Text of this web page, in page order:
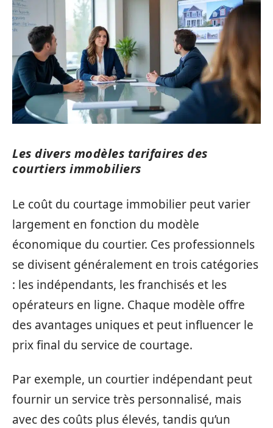
Les divers modèles tarifaires des
courtiers immobiliers
Le coût du courtage immobilier peut varier
largement en fonction du modèle
économique du courtier. Ces professionnels
se divisent généralement en trois catégories
: les indépendants, les franchisés et les
opérateurs en ligne. Chaque modèle offre
des avantages uniques et peut influencer le
prix final du service de courtage.
Par exemple, un courtier indépendant peut
fournir un service très personnalisé, mais
avec des coûts plus élevés, tandis qu’un